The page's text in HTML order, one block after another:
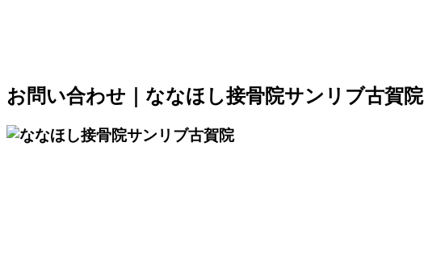
お問い合わせ｜ななほし接骨院サンリブ古賀院